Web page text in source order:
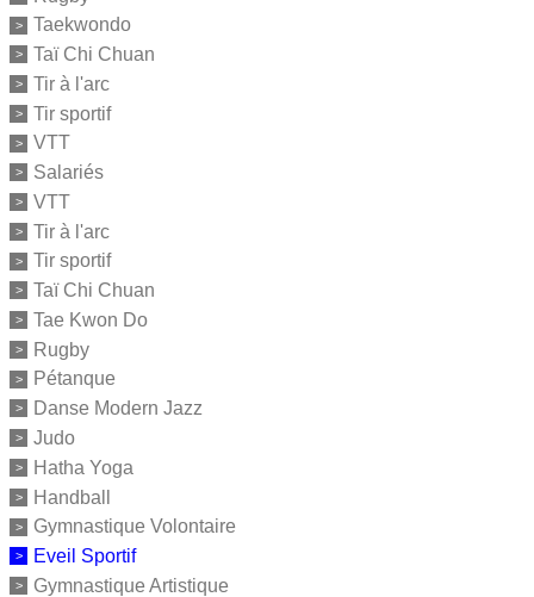
Taekwondo
Taï Chi Chuan
Tir à l'arc
Tir sportif
VTT
Salariés
VTT
Tir à l'arc
Tir sportif
Taï Chi Chuan
Tae Kwon Do
Rugby
Pétanque
Danse Modern Jazz
Judo
Hatha Yoga
Handball
Gymnastique Volontaire
Eveil Sportif
Gymnastique Artistique